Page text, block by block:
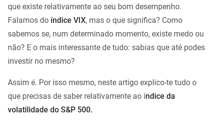
que existe relativamente ao seu bom desempenho.
Falamos do índice VIX, mas o que significa? Como
sabemos se, num determinado momento, existe medo ou
não? E o mais interessante de tudo: sabias que até podes
investir no mesmo?
Assim é. Por isso mesmo, neste artigo explico-te tudo o
que precisas de saber relativamente ao índice da
volatilidade do S&P 500.